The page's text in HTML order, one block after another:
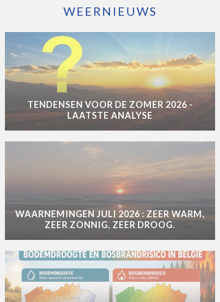
WEERNIEUWS
TENDENSEN VOOR DE ZOMER 2026 -
LAATSTE ANALYSE
WAARNEMINGEN JULI 2026 : ZEER WARM,
ZEER ZONNIG, ZEER DROOG.